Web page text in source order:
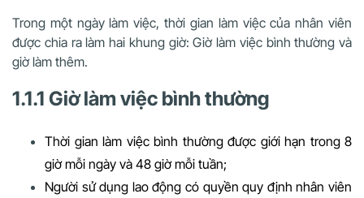
Trong một ngày làm việc, thời gian làm việc của nhân viên
được chia ra làm hai khung giờ: Giờ làm việc bình thường và
giờ làm thêm.
1.1.1 Giờ làm việc bình thường
Thời gian làm việc bình thường được giới hạn trong 8
giờ mỗi ngày và 48 giờ mỗi tuần;
Người sử dụng lao động có quyền quy định nhân viên